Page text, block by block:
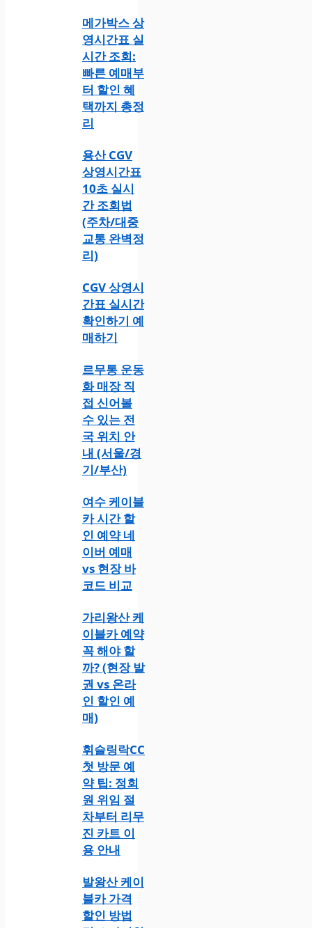
메가박스 상
영시간표 실
시간 조회:
빠른 예매부
터 할인 혜
택까지 총정
리
용산 CGV
상영시간표
10초 실시
간 조회법
(주차/대중
교통 완벽정
리)
CGV 상영시
간표 실시간
확인하기 예
매하기
르무통 운동
화 매장 직
접 신어볼
수 있는 전
국 위치 안
내 (서울/경
기/부산)
여수 케이블
카 시간 할
인 예약 네
이버 예매
vs 현장 바
코드 비교
가리왕산 케
이블카 예약
꼭 해야 할
까? (현장 발
권 vs 온라
인 할인 예
매)
휘슬링락CC
첫 방문 예
약 팁: 정회
원 위임 절
차부터 리무
진 카트 이
용 안내
발왕산 케이
블카 가격
할인 방법